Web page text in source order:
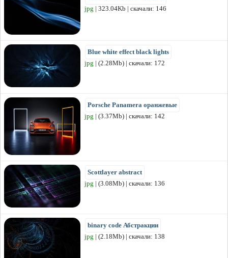
jpg | 323.04Kb | скачали: 146
Blue white effect black lights
jpg | (2.28Mb) | скачали: 172
Porsche Panamera оранжевые
jpg | (3.37Mb) | скачали: 142
Scottlayer abstract
jpg | (3.08Mb) | скачали: 136
binary code Абстракции
jpg | (2.18Mb) | скачали: 138